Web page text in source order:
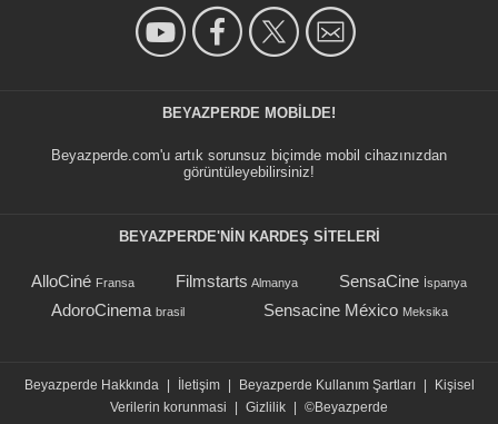
BEYAZPERDE MOBILDE!
Beyazperde.com'u artık sorunsuz biçimde mobil cihazınızdan
görüntüleyebilirsiniz!
BEYAZPERDE'NIN KARDEŞ SİTELERİ
AlloCiné Fransa Filmstarts Almanya SensaCine İspanya
AdoroCinema brasil Sensacine México Meksika
Beyazperde Hakkında | İletişim | Beyazperde Kullanım Şartları |
Kişisel
Verilerin korunmasi
| Gizlilik | ©Beyazperde